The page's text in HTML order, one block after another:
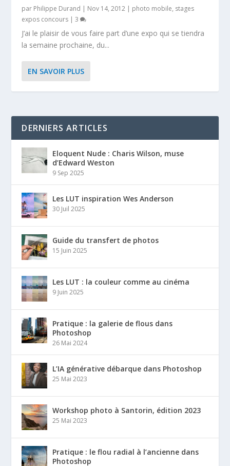
par Philippe Durand | Nov 14, 2012 | photo mobile, stages
expos concours |3
J’ai le plaisir de vous faire part d’une expo qui se tiendra
la semaine prochaine, du...
EN SAVOIR PLUS
DERNIERS ARTICLES
Eloquent Nude : Charis Wilson, muse
d’Edward Weston
9 Sep 2025
Les LUT inspiration Wes Anderson
30 Juil 2025
Guide du transfert de photos
15 Juin 2025
Les LUT : la couleur comme au cinéma
9 Juin 2025
Pratique : la galerie de flous dans
Photoshop
26 Mai 2024
L’IA générative débarque dans Photoshop
25 Mai 2023
Workshop photo à Santorin, édition 2023
25 Mai 2023
Pratique : le flou radial à l’ancienne dans
Photoshop